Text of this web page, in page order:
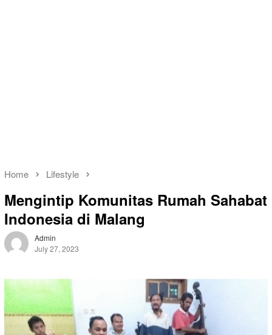
Home Lifestyle
Mengintip Komunitas Rumah Sahabat
Indonesia di Malang
Admin
July 27, 2023